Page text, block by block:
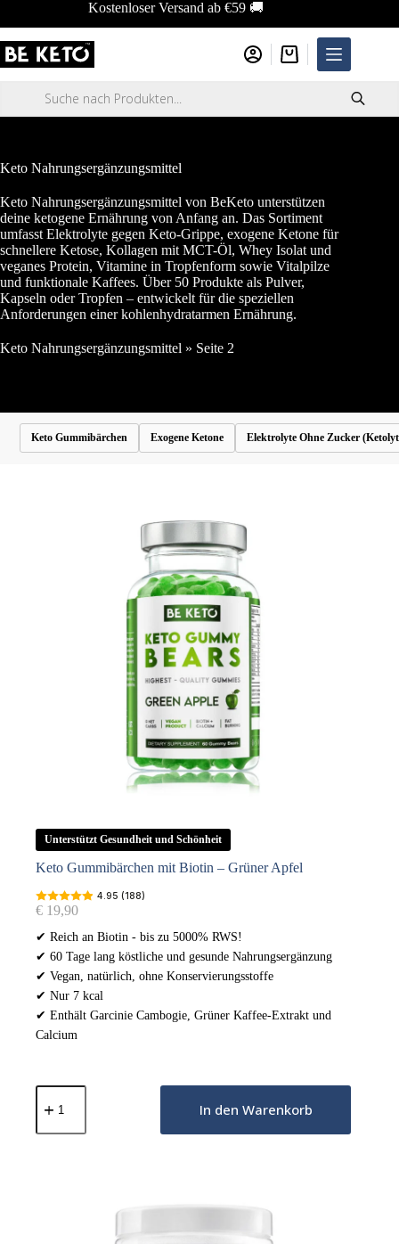
springen
Kostenloser Versand ab €59 🚚
Warenkorb
Keto Nahrungsergänzungsmittel
Keto Nahrungsergänzungsmittel von BeKeto unterstützen
deine ketogene Ernährung von Anfang an. Das Sortiment
umfasst Elektrolyte gegen Keto-Grippe, exogene Ketone für
schnellere Ketose, Kollagen mit MCT-Öl, Whey Isolat und
veganes Protein, Vitamine in Tropfenform sowie Vitalpilze
und funktionale Kaffees. Über 50 Produkte als Pulver,
Kapseln oder Tropfen – entwickelt für die speziellen
Anforderungen einer kohlenhydratarmen Ernährung.
Keto Nahrungsergänzungsmittel » Seite 2
Keto Gummibärchen Exogene Ketone Elektrolyte Ohne Zucker
Unterstützt Gesundheit und Schönheit
Keto Gummibärchen mit Biotin – Grüner Apfel
4.95 (188)
€ 19,90
✔ Reich an Biotin - bis zu 5000% RWS!
✔ 60 Tage lang köstliche und gesunde Nahrungsergänzung
✔ Vegan, natürlich, ohne Konservierungsstoffe
✔ Nur 7 kcal
✔ Enthält Garcinie Cambogie, Grüner Kaffee-Extrakt und
Calcium
Keto
Gummibärchen
Biotin
In den Warenkorb